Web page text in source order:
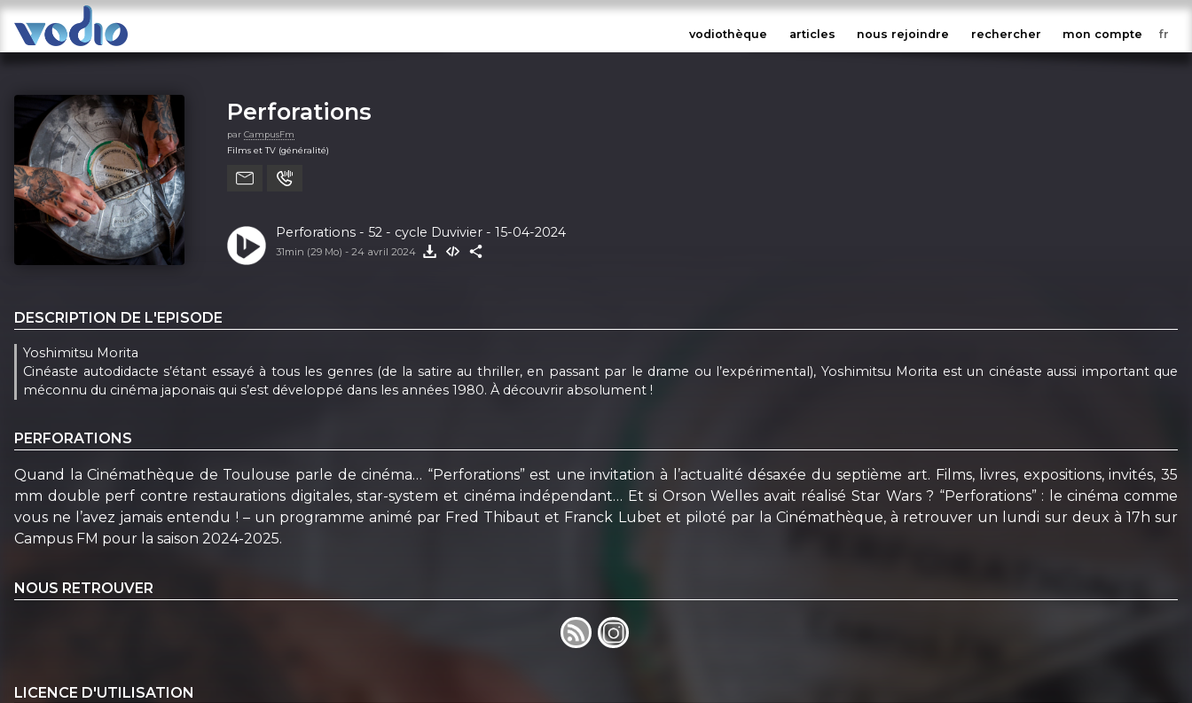
vodiothèque articles nous rejoindre rechercher mon compte
Perforations
par CampusFm
Films et TV (généralité)
Perforations - 52 - cycle Duvivier - 15-04-2024
31min (29 Mo) - 24 avril 2024
DESCRIPTION DE L'EPISODE
Yoshimitsu Morita
Cinéaste autodidacte s’étant essayé à tous les genres (de la satire au thriller, en passant par le drame ou l’expérimental), Yoshimitsu Morita est un cinéaste aussi important que
méconnu du cinéma japonais qui s’est développé dans les années 1980. À découvrir absolument !
PERFORATIONS
Quand la Cinémathèque de Toulouse parle de cinéma… “Perforations” est une invitation à l’actualité désaxée du septième art. Films, livres, expositions, invités, 35
mm double perf contre restaurations digitales, star-system et cinéma indépendant… Et si Orson Welles avait réalisé Star Wars ? “Perforations” : le cinéma comme
vous ne l’avez jamais entendu ! – un programme animé par Fred Thibaut et Franck Lubet et piloté par la Cinémathèque, à retrouver un lundi sur deux à 17h sur
Campus FM pour la saison 2024-2025.
NOUS RETROUVER
LICENCE D'UTILISATION